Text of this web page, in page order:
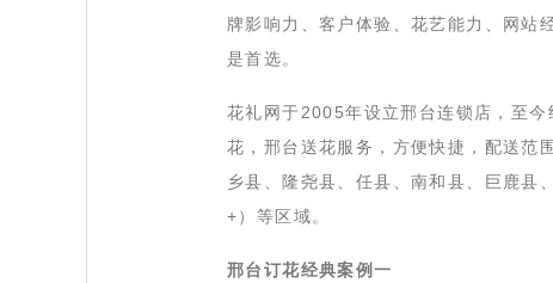
牌影响力、客户体验、花艺能力、网站
是首选。
花礼网于2005年设立邢台连锁店，至
花，邢台送花服务，方便快捷，配送范
乡县、隆尧县、任县、南和县、巨鹿县
+）等区域。
邢台订花经典案例一